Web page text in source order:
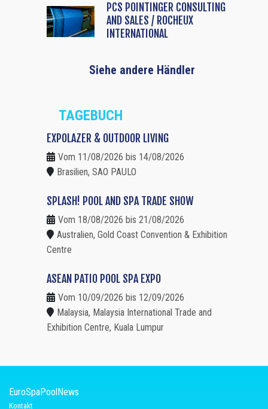
PCS POINTINGER CONSULTING
AND SALES / ROCHEUX
INTERNATIONAL
Siehe andere Händler
TAGEBUCH
EXPOLAZER & OUTDOOR LIVING
Vom 11/08/2026 bis 14/08/2026
Brasilien, SAO PAULO
SPLASH! POOL AND SPA TRADE SHOW
Vom 18/08/2026 bis 21/08/2026
Australien, Gold Coast Convention & Exhibition
Centre
ASEAN PATIO POOL SPA EXPO
Vom 10/09/2026 bis 12/09/2026
Malaysia, Malaysia International Trade and
Exhibition Centre, Kuala Lumpur
EuroSpaPoolNews
Kontakt